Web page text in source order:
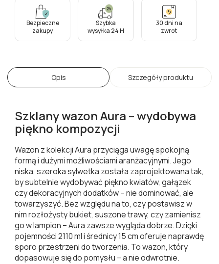
Bezpieczne
zakupy
Szybka
wysyłka 24 H
30 dni na
zwrot
Opis Szczegóły produktu
Szklany wazon Aura – wydobywa
piękno kompozycji
Wazon z kolekcji Aura przyciąga uwagę spokojną
formą i dużymi możliwościami aranżacyjnymi. Jego
niska, szeroka sylwetka została zaprojektowana tak,
by subtelnie wydobywać piękno kwiatów, gałązek
czy dekoracyjnych dodatków – nie dominować, ale
towarzyszyć. Bez względu na to, czy postawisz w
nim rozłożysty bukiet, suszone trawy, czy zamienisz
go w lampion – Aura zawsze wygląda dobrze. Dzięki
pojemności 2110 ml i średnicy 15 cm oferuje naprawdę
sporo przestrzeni do tworzenia. To wazon, który
dopasowuje się do pomysłu – a nie odwrotnie.